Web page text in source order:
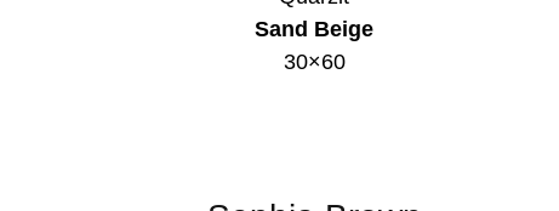
Sand Beige
30×60